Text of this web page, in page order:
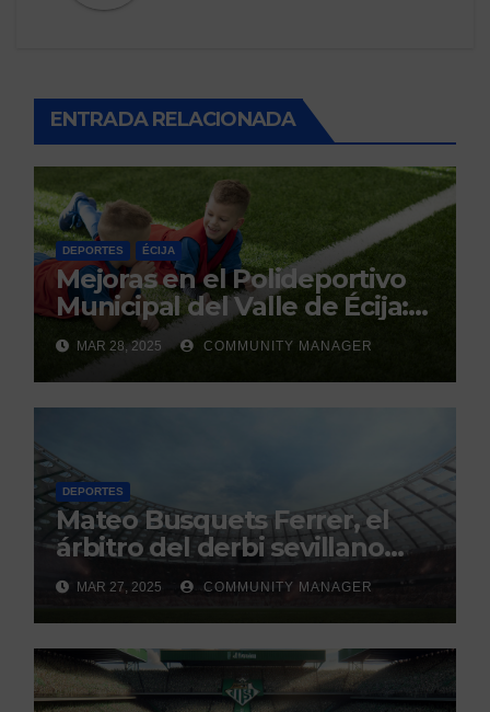
ENTRADA RELACIONADA
DEPORTES ÉCIJA
Mejoras en el Polideportivo
Municipal del Valle de Écija:
Renovación y Mantenimiento
Continuo.
MAR 28, 2025 COMMUNITY MANAGER
DEPORTES
Mateo Busquets Ferrer, el
árbitro del derbi sevillano
con un historial que genera
debate
MAR 27, 2025 COMMUNITY MANAGER